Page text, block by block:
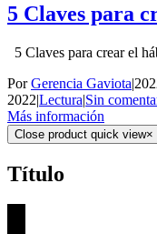
5 Claves para
5 Claves para crear el
PorGerencia Gaviota|
2022|Lectura|Sin
Más información
Close product quick view×
Título